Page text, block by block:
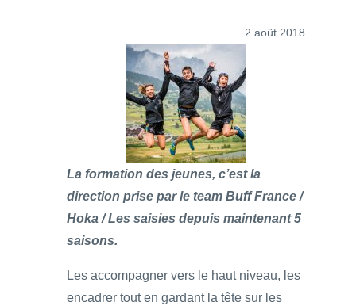
2 août 2018
La formation des jeunes, c’est la
direction prise par le team Buff France /
Hoka / Les saisies depuis maintenant 5
saisons.
Les accompagner vers le haut niveau, les
encadrer tout en gardant la tête sur les